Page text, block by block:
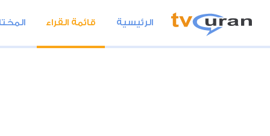
الرئيسية قائمة القراء